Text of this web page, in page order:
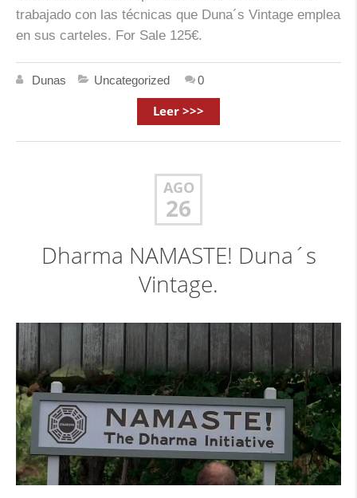
trabajado con las técnicas que Duna´s Vintage emplea
en sus carteles. For Sale 125€.
Dunas Uncategorized 0
Leer >>>
AGO
26
Dharma NAMASTE! Duna´s
Vintage.